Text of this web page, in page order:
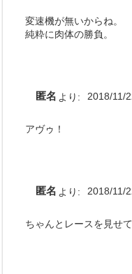
変速機が無いからね。
純粋に肉体の勝負。
匿名 より: 2018/11/
アヴゥ！
匿名 より: 2018/11/
ちゃんとレースを見せて